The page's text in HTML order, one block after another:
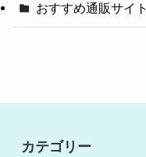
おすすめ通販サイト
カテゴリー